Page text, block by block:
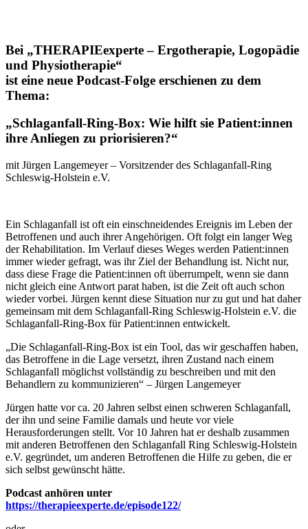
Bei „THERAPIEexperte – Ergotherapie, Logopädie
und Physiotherapie“
ist eine neue Podcast-Folge erschienen zu dem
Thema:
„Schlaganfall-Ring-Box: Wie hilft sie Patient:innen
ihre Anliegen zu priorisieren?“
mit Jürgen Langemeyer – Vorsitzender des Schlaganfall-Ring
Schleswig-Holstein e.V.
Ein Schlaganfall ist oft ein einschneidendes Ereignis im Leben der
Betroffenen und auch ihrer Angehörigen. Oft folgt ein langer Weg
der Rehabilitation. Im Verlauf dieses Weges werden Patient:innen
immer wieder gefragt, was ihr Ziel der Behandlung ist. Nicht nur,
dass diese Frage die Patient:innen oft überrumpelt, wenn sie dann
nicht gleich eine Antwort parat haben, ist die Zeit oft auch schon
wieder vorbei. Jürgen kennt diese Situation nur zu gut und hat daher
gemeinsam mit dem Schlaganfall-Ring Schleswig-Holstein e.V. die
Schlaganfall-Ring-Box für Patient:innen entwickelt.
„Die Schlaganfall-Ring-Box ist ein Tool, das wir geschaffen haben,
das Betroffene in die Lage versetzt, ihren Zustand nach einem
Schlaganfall möglichst vollständig zu beschreiben und mit den
Behandlern zu kommunizieren“ – Jürgen Langemeyer
Jürgen hatte vor ca. 20 Jahren selbst einen schweren Schlaganfall,
der ihn und seine Familie damals und heute vor viele
Herausforderungen stellt. Vor 10 Jahren hat er deshalb zusammen
mit anderen Betroffenen den Schlaganfall Ring Schleswig-Holstein
e.V. gegründet, um anderen Betroffenen die Hilfe zu geben, die er
sich selbst gewünscht hätte.
Podcast anhören unter
https://therapieexperte.de/episode122/